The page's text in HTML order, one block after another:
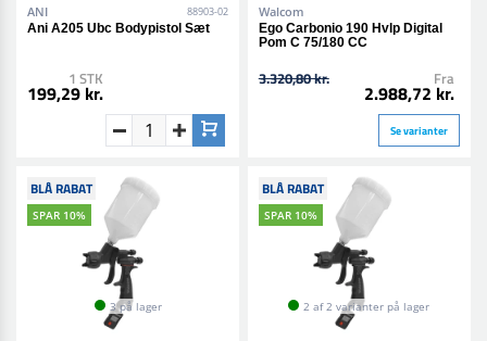
ANI 88903-02
Ani A205 Ubc Bodypistol Sæt
1 STK
199,29 kr.
Walcom
Ego Carbonio 190 Hvlp Digital
Pom C 75/180 CC
3.320,80 kr. Fra
2.988,72 kr.
Se varianter
BLÅ RABAT
SPAR 10%
3 på lager
BLÅ RABAT
SPAR 10%
2 af 2 varianter på lager